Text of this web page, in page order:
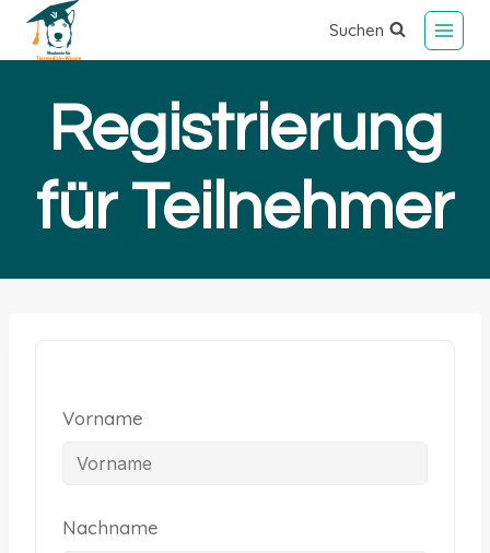
Suchen
Registrierung
für Teilnehmer
Vorname
Nachname